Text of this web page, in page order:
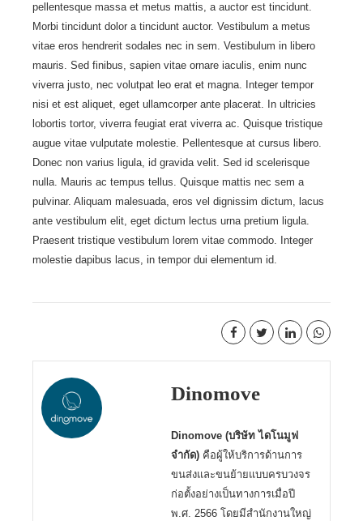
pellentesque massa et metus mattis, a auctor est tincidunt.
Morbi tincidunt dolor a tincidunt auctor. Vestibulum a metus
vitae eros hendrerit sodales nec in sem. Vestibulum in libero
mauris. Sed finibus, sapien vitae ornare iaculis, enim nunc
viverra justo, nec volutpat leo erat et magna. Integer tempor
nisi et est aliquet, eget ullamcorper ante placerat. In ultricies
lobortis tortor, viverra feugiat erat viverra ac. Quisque tristique
augue vitae vulputate molestie. Pellentesque at cursus libero.
Donec non varius ligula, id gravida velit. Sed id scelerisque
nulla. Mauris ac tempus tellus. Quisque mattis nec sem a
pulvinar. Aliquam malesuada, eros vel dignissim dictum, lacus
ante vestibulum elit, eget dictum lectus urna pretium ligula.
Praesent tristique vestibulum lorem vitae commodo. Integer
molestie dapibus lacus, in tempor dui elementum id.
Dinomove
Dinomove (บริษัท ไดโนมูฟ
จำกัด) คือผู้ให้บริการด้านการ
ขนส่งและขนย้ายแบบครบวงจร
ก่อตั้งอย่างเป็นทางการเมื่อปี
พ.ศ. 2566 โดยมีสำนักงานใหญ่